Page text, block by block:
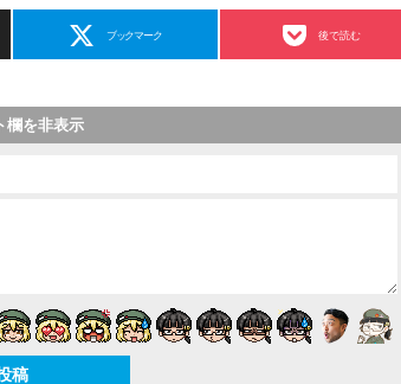
ブックマーク 後で読む
欄を非表示